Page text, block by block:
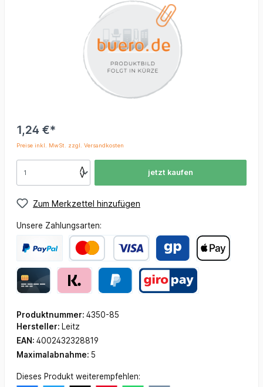
1,24 €*
Preise inkl. MwSt. zzgl. Versandkosten
jetzt kaufen
Zum Merkzettel hinzufügen
Unsere Zahlungsarten:
Produktnummer: 4350-85
Hersteller: Leitz
EAN: 4002432328819
Maximalabnahme: 5
Dieses Produkt weiterempfehlen: